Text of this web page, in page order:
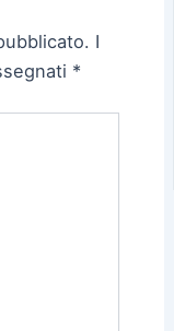
I
*